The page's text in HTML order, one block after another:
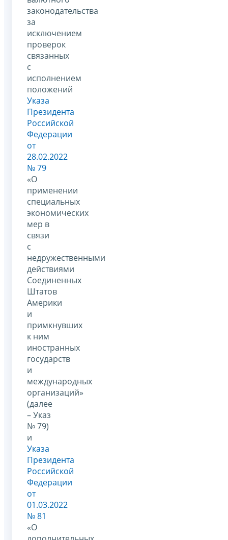
законодательства
за
исключением
проверок
связанных
с
исполнением
положений
Указа
Президента
Российской
Федерации
от
28.02.2022
№ 79
«О
применении
специальных
экономических
мер в
связи
с
недружественными
действиями
Соединенных
Штатов
Америки
и
примкнувших
к ним
иностранных
государств
и
международных
организаций»
(далее
– Указ
№ 79)
и
Указа
Президента
Российской
Федерации
от
01.03.2022
№ 81
«О